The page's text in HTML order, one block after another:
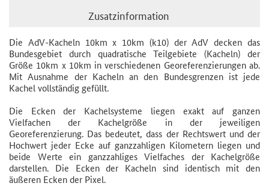
Zusatzinformation
Die AdV-Kacheln 10km x 10km (k10) der AdV decken das
Bundesgebiet durch quadratische Teilgebiete (Kacheln) der
Größe 10km x 10km in verschiedenen Georeferenzierungen ab.
Mit Ausnahme der Kacheln an den Bundesgrenzen ist jede
Kachel vollständig gefüllt.
Die Ecken der Kachelsysteme liegen exakt auf ganzen
Vielfachen der Kachelgröße in der jeweiligen
Georeferenzierung. Das bedeutet, dass der Rechtswert und der
Hochwert jeder Ecke auf ganzzahligen Kilometern liegen und
beide Werte ein ganzzahliges Vielfaches der Kachelgröße
darstellen. Die Ecken der Kacheln sind identisch mit den
äußeren Ecken der Pixel.